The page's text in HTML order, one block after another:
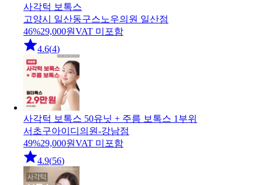
사각턱 보톡스
고양시 일산동구스노우의원 일산점
46%29,000원VAT 미포함
4.6(4)
사각턱 보톡스 50유닛 + 주름 보톡스 1부위
서초구아이디의원-강남점
49%29,000원VAT 미포함
4.9(56)